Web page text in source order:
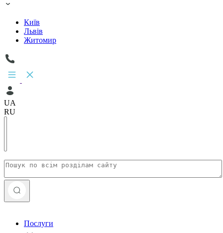
Київ
Львів
Житомир
UA
RU
Послуги